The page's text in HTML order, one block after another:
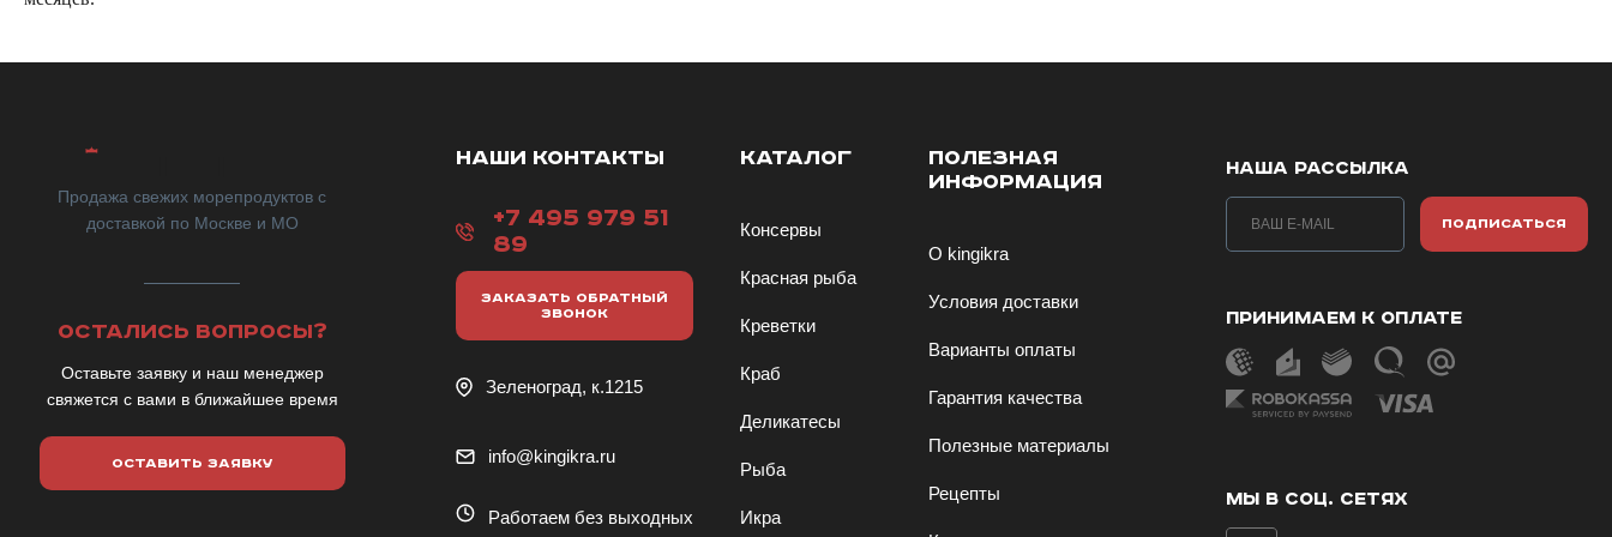
Продажа свежих морепродуктов с
доставкой по Москве и МО
ОСТАЛИСЬ ВОПРОСЫ?
Оставьте заявку и наш менеджер
свяжется с вами в ближайшее время
ОСТАВИТЬ ЗАЯВКУ
НАШИ КОНТАКТЫ
+7 495 979 51
89
ЗАКАЗАТЬ ОБРАТНЫЙ
ЗВОНОК
Зеленоград, к.1215
info@kingikra.ru
Работаем без выходных
КАТАЛОГ
Консервы
Красная рыба
Креветки
Краб
Деликатесы
Рыба
Икра
ПОЛЕЗНАЯ
ИНФОРМАЦИЯ
О kingikra
Условия доставки
Варианты оплаты
Гарантия качества
Полезные материалы
Рецепты
НАША РАССЫЛКА
ПОДПИСАТЬСЯ
ПРИНИМАЕМ К ОПЛАТЕ
МЫ В СОЦ. СЕТЯХ